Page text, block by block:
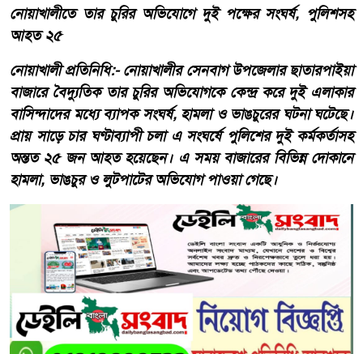
নোয়াখালীতে তার চুরির অভিযোগে দুই পক্ষের সংঘর্ষ, পুলিশসহ
আহত ২৫
নোয়াখালী প্রতিনিধি:- নোয়াখালীর সেনবাগ উপজেলার ছাতারপাইয়া
বাজারে বৈদ্যুতিক তার চুরির অভিযোগকে কেন্দ্র করে দুই এলাকার
বাসিন্দাদের মধ্যে ব্যাপক সংঘর্ষ, হামলা ও ভাঙচুরের ঘটনা ঘটেছে।
প্রায় সাড়ে চার ঘণ্টাব্যাপী চলা এ সংঘর্ষে পুলিশের দুই কর্মকর্তাসহ
অন্তত ২৫ জন আহত হয়েছেন। এ সময় বাজারের বিভিন্ন দোকানে
হামলা, ভাঙচুর ও লুটপাটের অভিযোগ পাওয়া গেছে।